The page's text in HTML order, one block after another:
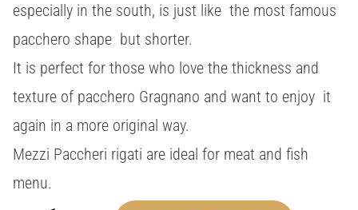
especially in the south, is just like the most famous
pacchero shape but shorter.
It is perfect for those who love the thickness and
texture of pacchero Gragnano and want to enjoy it
again in a more original way.
Mezzi Paccheri rigati are ideal for meat and fish
menu.